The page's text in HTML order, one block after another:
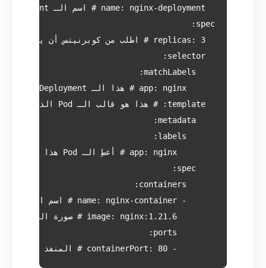
        - containerPort: 80 # المنفذ الذي يستمع إليه التطبيق داخل الحاوية